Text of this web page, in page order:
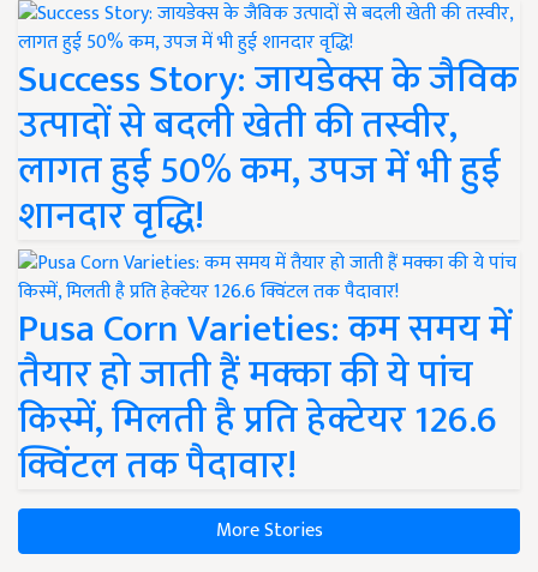
Success Story: जायडेक्स के जैविक
उत्पादों से बदली खेती की तस्वीर,
लागत हुई 50% कम, उपज में भी हुई
शानदार वृद्धि!
Pusa Corn Varieties: कम समय में
तैयार हो जाती हैं मक्का की ये पांच
किस्में, मिलती है प्रति हेक्टेयर 126.6
क्विंटल तक पैदावार!
More Stories